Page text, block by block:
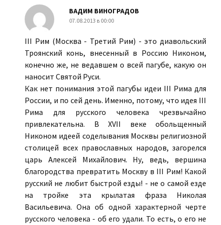
ВАДИМ ВИНОГРАДОВ
07.08.2013 в 00:00
III Рим (Москва - Третий Рим) - это диавольский
Троянский конь, внесенный в Россию Никоном,
конечно же, не ведавшем о всей пагубе, какую он
наносит Святой Руси.
Как нет понимания этой пагубы идеи III Рима для
России, и по сей день. Именно, потому, что идея III
Рима для русского человека чрезвычайно
привлекательна. В ХVII веке обольщенный
Никоном идеей соделывания Москвы религиозной
столицей всех православных народов, загорелся
царь Алексей Михайлович. Ну, ведь, вершина
благородства превратить Москву в III Рим! Какой
русский не любит быстрой езды! - не о самой езде
на тройке эта крылатая фраза Николая
Васильевича. Она об одной характерной черте
русского человека - об его удали. То есть, о его не